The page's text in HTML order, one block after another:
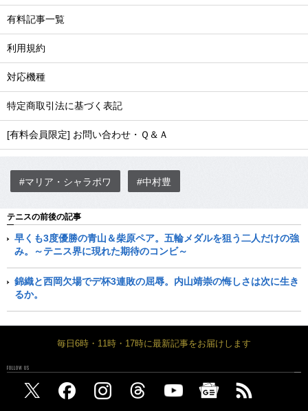
有料記事一覧
利用規約
対応機種
特定商取引法に基づく表記
[有料会員限定] お問い合わせ・Ｑ＆Ａ
#マリア・シャラポワ #中村豊
テニスの前後の記事
早くも3度優勝の青山＆柴原ペア。五輪メダルを狙う二人だけの強
み。～テニス界に現れた期待のコンビ～
錦織と西岡欠場でデ杯3連敗の屈辱。内山靖崇の悔しさは次に生き
るか。
毎日6時・11時・17時に最新記事をお届けします
FOLLOW US